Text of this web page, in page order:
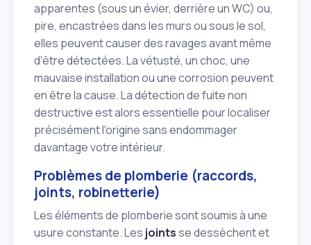
apparentes (sous un évier, derrière un WC) ou,
pire, encastrées dans les murs ou sous le sol,
elles peuvent causer des ravages avant même
d'être détectées. La vétusté, un choc, une
mauvaise installation ou une corrosion peuvent
en être la cause. La détection de fuite non
destructive est alors essentielle pour localiser
précisément l'origine sans endommager
davantage votre intérieur.
Problèmes de plomberie (raccords,
joints, robinetterie)
Les éléments de plomberie sont soumis à une
usure constante. Les jointsse dessèchent et